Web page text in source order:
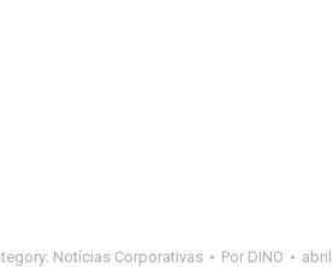
Notícias Corporativas Por DINO